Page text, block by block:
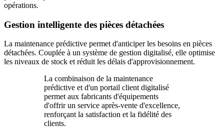
opérations.
Gestion intelligente des pièces détachées
La maintenance prédictive permet d'anticiper les besoins en pièces
détachées. Couplée à un système de gestion digitalisé, elle optimise
les niveaux de stock et réduit les délais d'approvisionnement.
La combinaison de la maintenance
prédictive et d'un portail client digitalisé
permet aux fabricants d'équipements
d'offrir un service après-vente d'excellence,
renforçant la satisfaction et la fidélité des
clients.